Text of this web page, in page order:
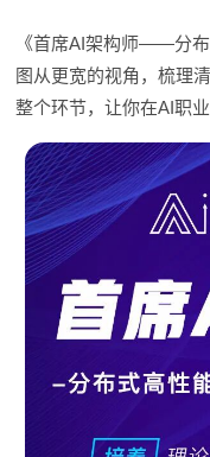
《首席AI架构师——分
图从更宽的视角，梳理
整个环节，让你在AI职